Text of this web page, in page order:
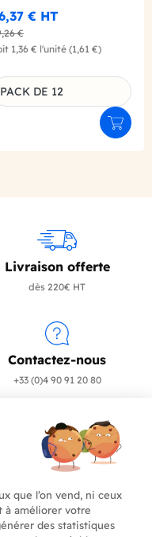
€ HT
€
1,36 € l'unité (1,61 €)
du produit
PACK DE 12
Livraison offerte
dès 220€ HT
Contactez-nous
+33 (0)4 90 91 20 80